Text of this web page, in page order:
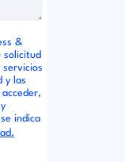
&
solicitud
y las
indica